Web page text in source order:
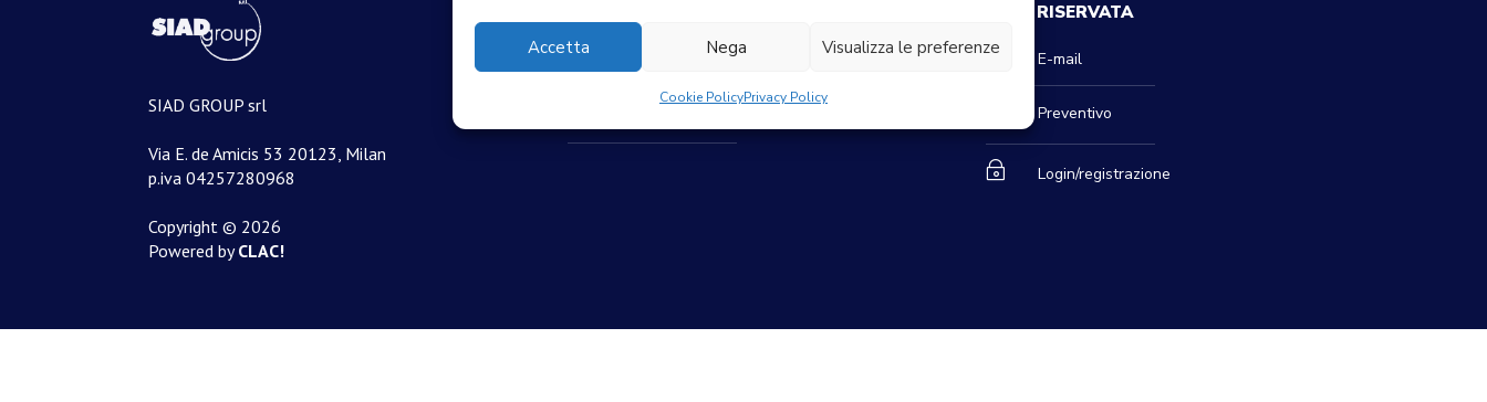
Accetta Nega Visualizza le preferenze
Cookie PolicyPrivacy Policy
SIAD GROUP srl
Via E. de Amicis 53 20123, Milan
p.iva 04257280968
Copyright © 2026
Powered byCLAC!
h Cookie Policy
AREA RISERVATA
 E-mail
Preventivo
~ Login/registrazione